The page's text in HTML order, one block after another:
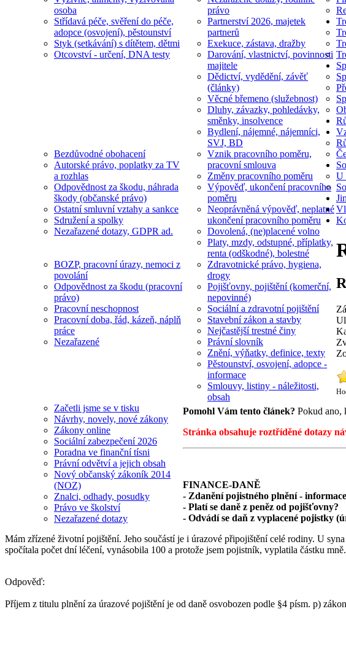
osoba
Střídavá péče, svěření do péče,
adopce (osvojení), pěstounství
Styk (setkávání) s dítětem, dětmi
Otcovství - určení, DNA testy
právo
Partnerství 2026, majetek
partnerů
Exekuce, zástava, dražby
Darování, vlastnictví, povinnosti
majitele
Dědictví, vydědění, závěť
(články)
Věcné břemeno (služebnost)
Dluhy, závazky, pohledávky,
směnky, insolvence
Bydlení, nájemné, nájemníci,
SVJ, BD
Bezdůvodné obohacení
Autorské právo, poplatky za TV
a rozhlas
Odpovědnost za škodu, náhrada
škody (občanské právo)
Ostatní smluvní vztahy a sankce
Sdružení a spolky
Nezařazené dotazy, GDPR ad.
Vznik pracovního poměru,
pracovní smlouva
Změny pracovního poměru
Výpověď, ukončení pracovního
poměru
Neoprávněná výpověď, neplatné
ukončení pracovního poměru
Dovolená, (ne)placené volno
Platy, mzdy, odstupné, příplatky,
renta (odškodné), bolestné
BOZP, pracovní úrazy, nemoci z
povolání
Odpovědnost za škodu (pracovní
právo)
Pracovní neschopnost
Pracovní doba, řád, kázeň, náplň
práce
Nezařazené
Zdravotnické právo, hygiena,
drogy
Pojišťovny, pojištění (komerční,
nepovinné)
Sociální a zdravotní pojištění
Stavební zákon a stavby
Nejčastější trestné činy
Právní slovník
Znění, výňatky, definice, texty
Pěstounství, osvojení, adopce -
informace
Smlouvy, listiny - náležitosti,
obsah
Začetli jsme se v tisku
Návrhy, novely, nové zákony
Zákony online
Sociální zabezpečení 2026
Poradna ve finanční tísni
Právní odvětví a jejich obsah
Nový občanský zákoník 2014
(NOZ)
Znalci, odhady, posudky
Právo ve školství
Nezařazené dotazy
U
Pomohl Vám tento článek? Pokud ano,
Stránka obsahuje roztříděné dotazy
FINANCE-DANĚ
- Zdanění pojistného plnění - informace
- Platí se daně z peněz od pojišťovny?
- Odvádí se daň z vyplacené pojistky
Mám zřízené životní pojištění. Jeho součástí je i úrazové připojištění celé rodiny. U
spočítala počet dní léčení, vynásobila 100 a protože jsem pojistník, vyplatila částku
Odpověď:
Příjem z titulu plnění za úrazové pojištění je od daně osvobozen podle §4 písm. p)